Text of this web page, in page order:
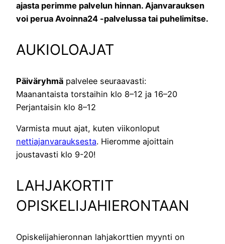
ajasta perimme palvelun hinnan. Ajanvarauksen
voi perua Avoinna24 -palvelussa tai puhelimitse.
AUKIOLOAJAT
Päiväryhmä palvelee seuraavasti:
Maanantaista torstaihin klo 8–12 ja 16–20
Perjantaisin klo 8–12
Varmista muut ajat, kuten viikonloput
nettiajanvarauksesta. Hieromme ajoittain
joustavasti klo 9-20!
LAHJAKORTIT
OPISKELIJAHIERONTAAN
Opiskelijahieronnan lahjakorttien myynti on